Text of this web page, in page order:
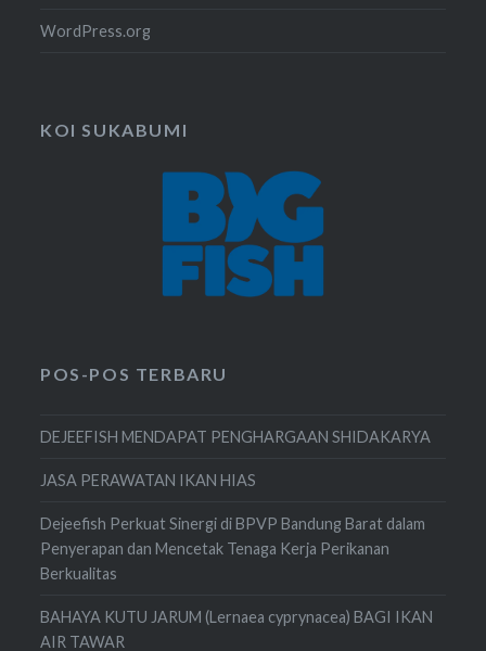
WordPress.org
KOI SUKABUMI
POS-POS TERBARU
DEJEEFISH MENDAPAT PENGHARGAAN SHIDAKARYA
JASA PERAWATAN IKAN HIAS
Dejeefish Perkuat Sinergi di BPVP Bandung Barat dalam
Penyerapan dan Mencetak Tenaga Kerja Perikanan
Berkualitas
BAHAYA KUTU JARUM (Lernaea cyprynacea) BAGI IKAN
AIR TAWAR